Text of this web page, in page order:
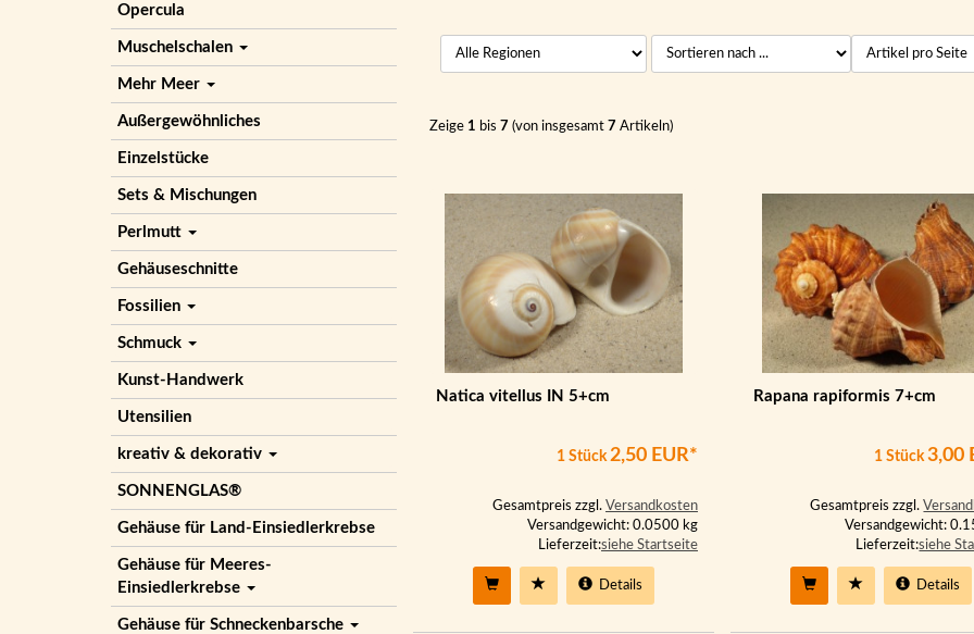
Opercula
Muschelschalen
Mehr Meer
Außergewöhnliches
Einzelstücke
Sets & Mischungen
Perlmutt
Gehäuseschnitte
Fossilien
Schmuck
Kunst-Handwerk
Utensilien
kreativ & dekorativ
SONNENGLAS®
Gehäuse für Land-Einsiedlerkrebse
Gehäuse für Meeres-
Einsiedlerkrebse
Gehäuse für Schneckenbarsche
Zeige 1 bis 7 (von insgesamt 7 Artikeln)
Natica vitellus IN 5+cm
1 Stück2,50 EUR*
Gesamtpreis zzgl. Versandkosten
Versandgewicht: 0.0500 kg
Lieferzeit:siehe Startseite
Details
Rapana rapiformis 7+cm
1 Stück3,00
Gesamtpreis zzgl.
Versandgewicht:
Lieferzeit:siehe
Details